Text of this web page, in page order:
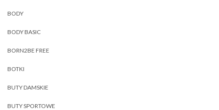
BODY
BODY BASIC
BORN2BE FREE
BOTKI
BUTY DAMSKIE
BUTY SPORTOWE